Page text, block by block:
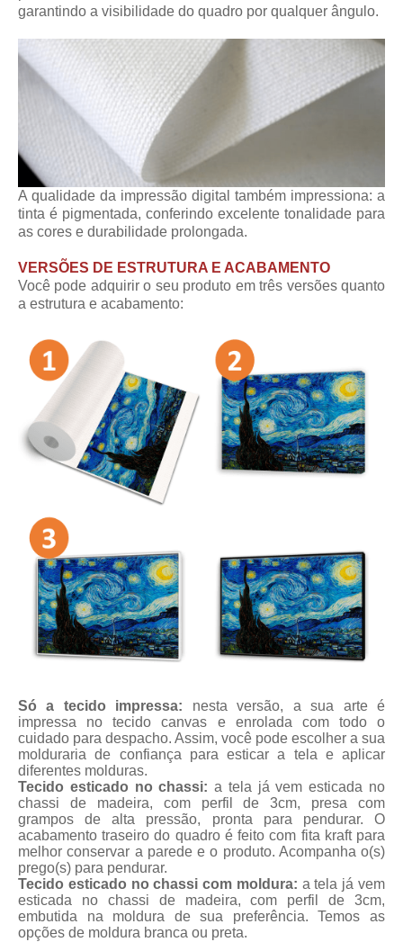
garantindo a visibilidade do quadro por qualquer ângulo.
A qualidade da impressão digital também impressiona: a
tinta é pigmentada, conferindo excelente tonalidade para
as cores e durabilidade prolongada.
VERSÕES DE ESTRUTURA E ACABAMENTO
Você pode adquirir o seu produto em três versões quanto
a estrutura e acabamento:
Só a tecido impressa: nesta versão, a sua arte é
impressa no tecido canvas e enrolada com todo o
cuidado para despacho. Assim, você pode escolher a sua
molduraria de confiança para esticar a tela e aplicar
diferentes molduras.
Tecido esticado no chassi: a tela já vem esticada no
chassi de madeira, com perfil de 3cm, presa com
grampos de alta pressão, pronta para pendurar. O
acabamento traseiro do quadro é feito com fita kraft para
melhor conservar a parede e o produto. Acompanha o(s)
prego(s) para pendurar.
Tecido esticado no chassi com moldura: a tela já vem
esticada no chassi de madeira, com perfil de 3cm,
embutida na moldura de sua preferência. Temos as
opções de moldura branca ou preta.